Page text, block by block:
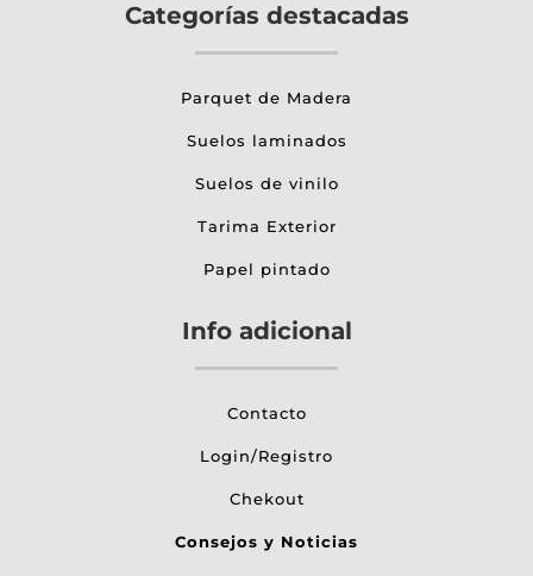
Categorías destacadas
Parquet de Madera
Suelos laminados
Suelos de vinilo
Tarima Exterior
Papel pintado
Info adicional
Contacto
Login/Registro
Chekout
Consejos y Noticias